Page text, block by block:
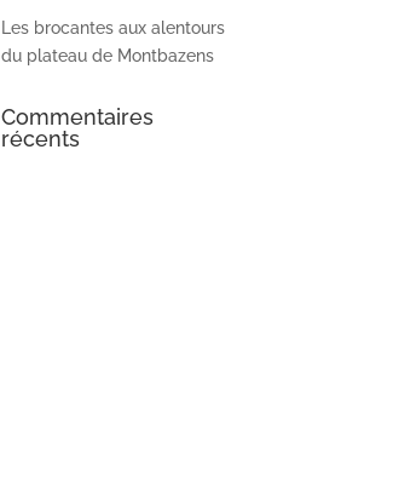
Les brocantes aux alentours
du plateau de Montbazens
Commentaires
récents